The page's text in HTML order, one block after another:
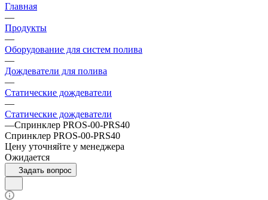
Главная
—
Продукты
—
Оборудование для систем полива
—
Дождеватели для полива
—
Статические дождеватели
—
Статические дождеватели
—Спринклер PROS-00-PRS40
Спринклер PROS-00-PRS40
Цену уточняйте у менеджера
Ожидается
Задать вопрос